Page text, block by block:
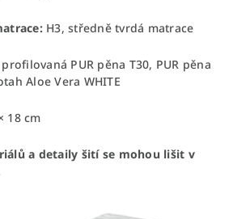
H3, středně tvrdá matrace
profilovaná PUR pěna T30, PUR pěna
Aloe Vera WHITE
18 cm
a detaily šití se mohou lišit v